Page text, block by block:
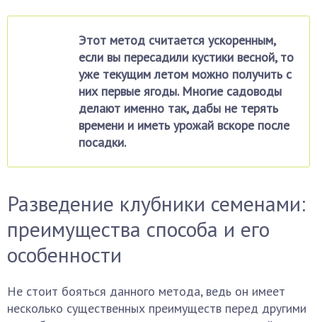
Этот метод считается ускоренным,
если вы пересадили кустики весной, то
уже текущим летом можно получить с
них первые ягоды. Многие садоводы
делают именно так, дабы не терять
времени и иметь урожай вскоре после
посадки.
Разведение клубники семенами:
преимущества способа и его
особенности
Не стоит бояться данного метода, ведь он имеет
несколько существенных преимуществ перед другими